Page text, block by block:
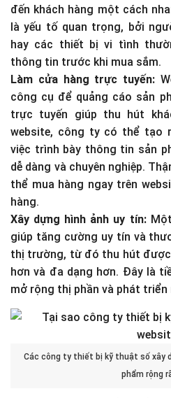
đến khách hàng một cách
là yếu tố quan trọng, bởi
hay các thiết bị vi tình
thông tin trước khi mua sắm.
Làm cửa hàng trực tuyến:
công cụ để quảng cáo sản
trực tuyến giúp thu hút
website, công ty có thể tạo
việc trình bày thông tin sản
dễ dàng và chuyên nghiệp.
thể mua hàng ngay trên
hàng.
Xây dựng hình ảnh uy tín:Một
giúp tăng cường uy tín và
thị trường, từ đó thu hút
hơn và đa dạng hơn. Đây là
mở rộng thị phần và phát
Các công ty thiết bị kỹ thuật số xây
phẩm rộng